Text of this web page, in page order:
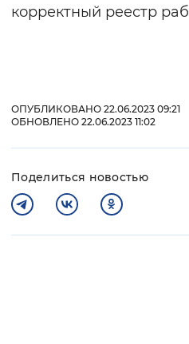
корректный реестр
ОПУБЛИКОВАНО 22.06.2023 09:21
ОБНОВЛЕНО 22.06.2023 11:02
Поделиться новостью